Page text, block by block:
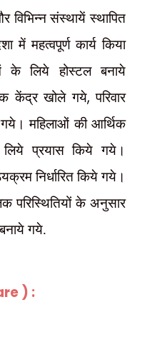
विभिन्न संस्थायें स्थापित
में महत्वपूर्ण कार्य किया
के लिये होस्टल बनाये
केंद्र खोले गये,परिवार
महिलाओं की आर्थिक
प्रयास किये गये।
निर्धारित किये गये।
परिस्थितियों के अनुसार
गये.
) :